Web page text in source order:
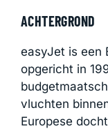
ACHTERGROND
easyJet is een
opgericht in
vluchten
Europese